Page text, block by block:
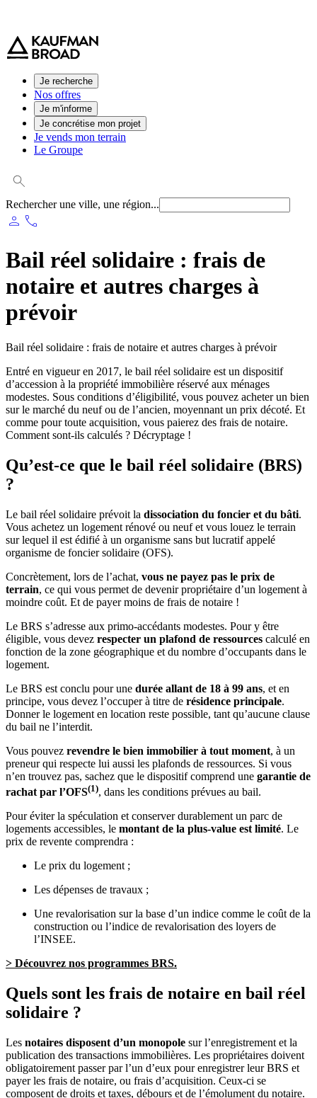
Je recherche
Nos offres
Je m'informe
Je concrétise mon projet
Je vends mon terrain
Le Groupe
Rechercher une ville, une région...
person phone
Bail réel solidaire : frais de
notaire et autres charges à
prévoir
Bail réel solidaire : frais de notaire et autres charges à prévoir
Entré en vigueur en 2017, le bail réel solidaire est un dispositif
d’accession à la propriété immobilière réservé aux ménages
modestes. Sous conditions d’éligibilité, vous pouvez acheter un bien
sur le marché du neuf ou de l’ancien, moyennant un prix décoté. Et
comme pour toute acquisition, vous paierez des frais de notaire.
Comment sont-ils calculés ? Décryptage !
Qu’est-ce que le bail réel solidaire (BRS)
?
Le bail réel solidaire prévoit la dissociation du foncier et du bâti.
Vous achetez un logement rénové ou neuf et vous louez le terrain
sur lequel il est édifié à un organisme sans but lucratif appelé
organisme de foncier solidaire (OFS).
Concrètement, lors de l’achat, vous ne payez pas le prix de
terrain, ce qui vous permet de devenir propriétaire d’un logement à
moindre coût. Et de payer moins de frais de notaire !
Le BRS s’adresse aux primo-accédants modestes. Pour y être
éligible, vous devez respecter un plafond de ressources calculé en
fonction de la zone géographique et du nombre d’occupants dans le
logement.
Le BRS est conclu pour une durée allant de 18 à 99 ans, et en
principe, vous devez l’occuper à titre de résidence principale.
Donner le logement en location reste possible, tant qu’aucune clause
du bail ne l’interdit.
Vous pouvez revendre le bien immobilier à tout moment, à un
preneur qui respecte lui aussi les plafonds de ressources. Si vous
n’en trouvez pas, sachez que le dispositif comprend une garantie de
rachat par l’OFS(1), dans les conditions prévues au bail.
Pour éviter la spéculation et conserver durablement un parc de
logements accessibles, le montant de la plus-value est limité. Le
prix de revente comprendra :
Le prix du logement ;
Les dépenses de travaux ;
Une revalorisation sur la base d’un indice comme le coût de la
construction ou l’indice de revalorisation des loyers de
l’INSEE.
> Découvrez nos programmes BRS.
Quels sont les frais de notaire en bail réel
solidaire ?
Les notaires disposent d’un monopole sur l’enregistrement et la
publication des transactions immobilières. Les propriétaires doivent
obligatoirement passer par l’un d’eux pour enregistrer leur BRS et
payer les frais de notaire, ou frais d’acquisition. Ceux-ci se
composent de droits et taxes, débours et de l’émolument du notaire.